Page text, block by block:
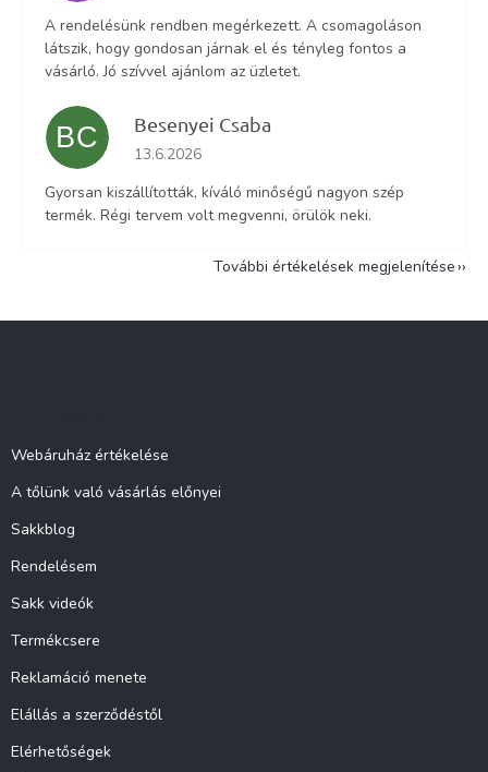
A rendelésünk rendben megérkezett. A csomagoláson
látszik, hogy gondosan járnak el és tényleg fontos a
vásárló. Jó szívvel ajánlom az üzletet.
BC Besenyei Csaba
Az áruház értékelése 5-ből 5 csillag.
13.6.2026
Gyorsan kiszállították, kíváló minőségű nagyon szép
termék. Régi tervem volt megvenni, örülök neki.
További értékelések megjelenítése
Webáruház értékelése
A tőlünk való vásárlás előnyei
Sakkblog
Rendelésem
Sakk videók
Termékcsere
Reklamáció menete
Elállás a szerződéstől
Elérhetőségek